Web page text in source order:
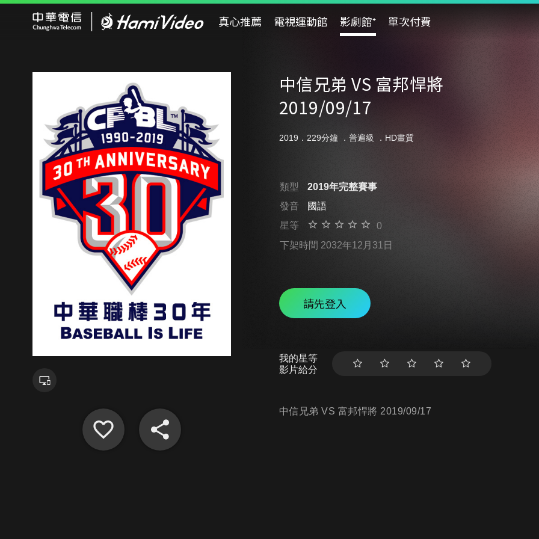
真心推薦 電視運動館 影劇館⁺ 單次付費
中信兄弟 VS 富邦悍將
2019/09/17
2019．229分鐘 ． 普遍級 ．HD畫質
類型
2019年完整賽事
發音
國語
星等
0
下架時間 2032年12月31日
請先登入
我的星等
影片給分
中信兄弟 VS 富邦悍將 2019/09/17